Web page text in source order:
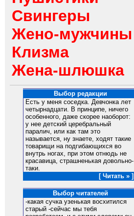
Свингеры
Жено-мужчины
Клизма
Жена-шлюшка
Выбор редакции
Есть у меня соседка. Девчонка лет
четырнадцати. В принципе, ничего
особенного, даже скорее наоборот:
у нее детский церебральный
паралич, или как там это
называется, ну знаете, ходят такие
товарищи на подгибающихся во
внутрь ногах, при этом отнюдь не
красавица, страшненькая довольно-
таки.
[ Читать » ]
Выбор читателей
-какая сучка узенькая восхитился
старый -сейчас мы тебя